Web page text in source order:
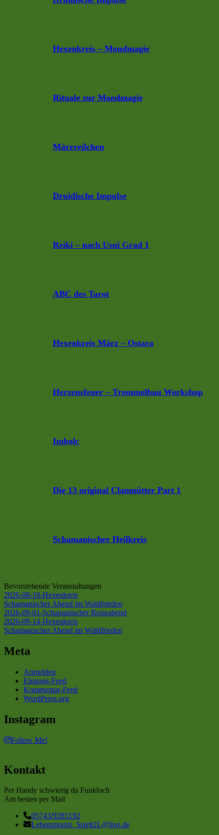
Hexenkreis – Mondmagie
Rituale zur Mondmagie
Märzveilchen
Druidische Impulse
Reiki – nach Usui Grad 1
ABC des Tarot
Hexenkreis März – Ostara
Herzensfeuer – Trommelbau Workshop
Imbolc
Die 13 original Clanmütter Part 1
Schamanischer Heilkreis
Bevorstehende Veranstaltungen
2026-08-10-Hexenkreis
Schamanischer Abend im Waldfrieden
2026-09-01-Schamanischer Reiseabend
2026-09-14-Hexenkreis
Schamanischer Abend im Waldfrieden
Meta
Anmelden
Eintrags-Feed
Kommentar-Feed
WordPress.org
Instagram
Follow Me!
Kontakt
Per Handy schwierig da Funkloch
Am besten per Mail
05743/9285192
Lebenspraxis_Spirit2L@live.de